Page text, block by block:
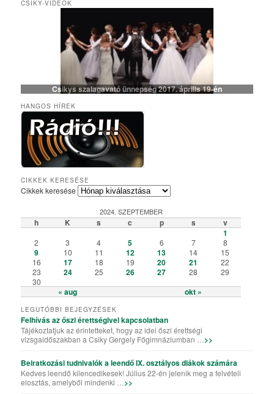
CSIKY-VIDEÓK
Csikys szalagavató ünnepség 2017. április 19-én
Vallásos örökségünk – kiállítás a könyvtárteremben
Csiky Gergely Főgimnázium – Iskolabemutató diákszemmel
„Aranyhaj” – a XI. A farsangi kiadásában
Röplabda-siker a kolozsvári Sportolimpián
Elemisták játékos sporttevékenysége (Erasmus+)
Algyógyi hétvégén szelfiző ötödikesek és hatodikosok
Aradi „kincsvadászaton” a megye nyolcadikosai
Iskolai tehetséggondozás a Csikyben
Karaoke!!! (Aligazgatói segédlettel)
Csiky – A mi iskolánk (filmelőzetes)
„Gyere a Csikybe!” – kisfilm diákoktól diákoknak
A Csiky énekkarának templomi és szabadtéri fellépései
A karácsony, ahogy a VII. B-sek látják
Mikulásjárás a Csikyben és a Kincskereső Óvodában
Túl a színfalakon – portréfilm Tapasztó Ernőről
HANGOS HÍREK
CIKKEK KERESÉSE
Cikkek keresése
2024. SZEPTEMBER
h K s c p s v
« aug okt »
1
2 3 4 5 6 7 8
9 10 11 12 13 14
15
16
17 18 19 20 21
22
23
24 25 26 27 28
29
30
LEGUTÓBBI BEJEGYZÉSEK
Felhívás az őszi érettségivel kapcsolatban
Tájékoztatjuk az érintetteket, hogy az idei őszi érettségi
vizsgaidőszakban a Csiky Gergely Főgimnáziumban … >>
Beiratkozási tudnivalók a leendő IX. osztályos diákok számára
Kedves leendő kilencedikesek! Július 22-én jelenik meg a felvételi
elosztás, amelyből mindenki … >>